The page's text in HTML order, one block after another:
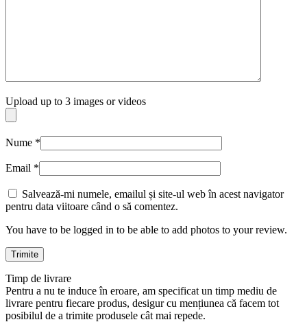
Upload up to 3 images or videos
Nume *
Email *
Salvează-mi numele, emailul și site-ul web în acest navigator
pentru data viitoare când o să comentez.
You have to be logged in to be able to add photos to your review.
Timp de livrare
Pentru a nu te induce în eroare, am specificat un timp mediu de
livrare pentru fiecare produs, desigur cu mențiunea că facem tot
posibilul de a trimite produsele cât mai repede.